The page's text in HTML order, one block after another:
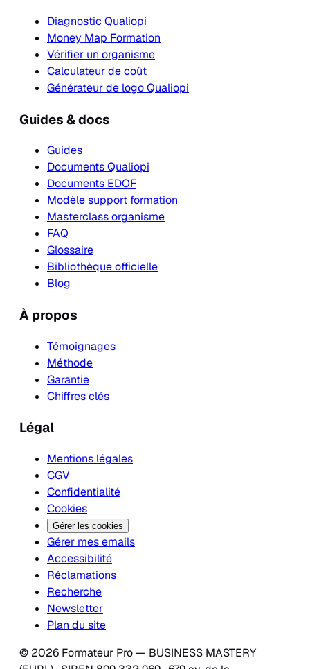
Diagnostic Qualiopi
Money Map Formation
Vérifier un organisme
Calculateur de coût
Générateur de logo Qualiopi
Guides & docs
Guides
Documents Qualiopi
Documents EDOF
Modèle support formation
Masterclass organisme
FAQ
Glossaire
Bibliothèque officielle
Blog
À propos
Témoignages
Méthode
Garantie
Chiffres clés
Légal
Mentions légales
CGV
Confidentialité
Cookies
Gérer les cookies
Gérer mes emails
Accessibilité
Réclamations
Recherche
Newsletter
Plan du site
© 2026 Formateur Pro — BUSINESS MASTERY